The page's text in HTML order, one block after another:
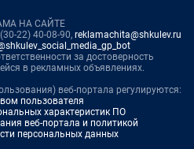
НА САЙТЕ
22) 40-08-90, reklamachita@shkulev.ru
за достоверность
в рекламных объявлениях.
веб-портала регулируются:
пользователя
характеристик ПО
веб-портала и политикой
персональных данных